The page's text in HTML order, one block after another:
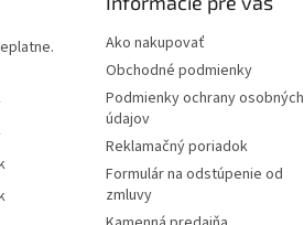
Ako nakupovať
Obchodné podmienky
Podmienky ochrany osobných
údajov
Reklamačný poriadok
Formulár na odstúpenie od
zmluvy